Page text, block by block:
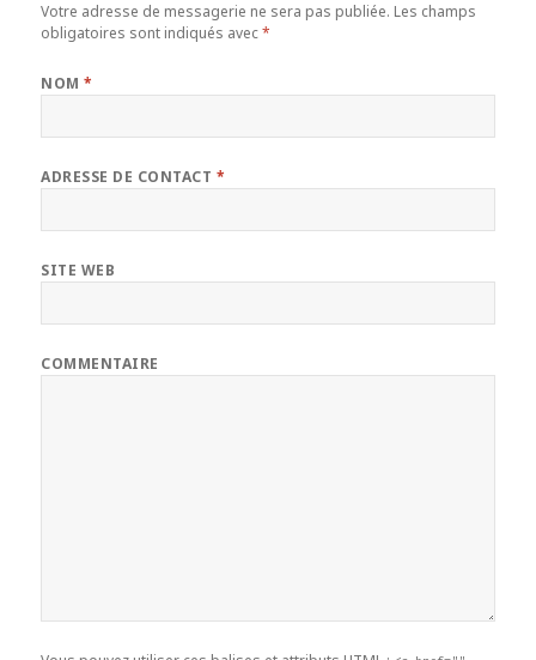
Votre adresse de messagerie ne sera pas publiée. Les champs
obligatoires sont indiqués avec*
NOM*
ADRESSE DE CONTACT *
SITE WEB
COMMENTAIRE